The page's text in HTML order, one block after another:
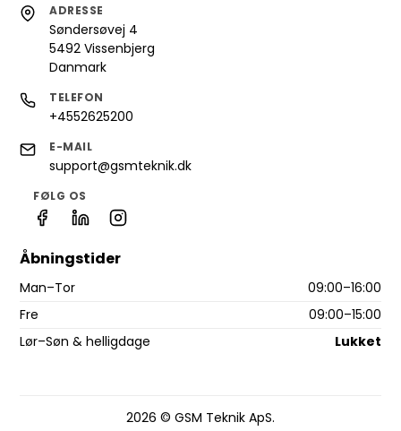
ADRESSE
Søndersøvej 4
5492 Vissenbjerg
Danmark
TELEFON
+4552625200
E-MAIL
support@gsmteknik.dk
FØLG OS
Åbningstider
Man–Tor
09:00–16:00
Fre
09:00–15:00
Lør–Søn & helligdage
Lukket
2026 © GSM Teknik ApS.